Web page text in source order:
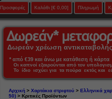
Προσφορές Καλάθι [€ 0,00] Πληρωμή
Δωρεάν χρέωση
* από €39 και άνω με κατάθεση ή
Οι καπνοί εξαιρούνται από τον
Το ίδιο ισχύει για τα πούρα εκτός και
Αρχική> Χαρτάκια στριφτού> Ελληνικά
50)> Κριτικές Προϊόντων